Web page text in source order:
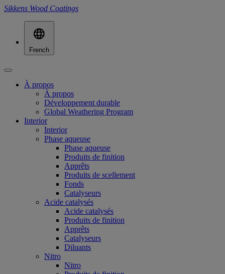
Sikkens Wood Coatings
French
À propos
À propos
Développement durable
Global Weathering Program
Interior
Interior
Phase aqueuse
Phase aqueuse
Produits de finition
Apprêts
Produits de scellement
Fonds
Catalyseurs
Acide catalysés
Acide catalysés
Produits de finition
Apprêts
Catalyseurs
Diluants
Nitro
Nitro